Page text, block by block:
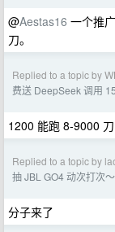
@Aestas16 一个推
刀。
Replied to a topic by
费送 DeepSeek 调用
1200 能跑 8-9000
Replied to a topic by
抽 JBL GO4 动次打次
分子来了